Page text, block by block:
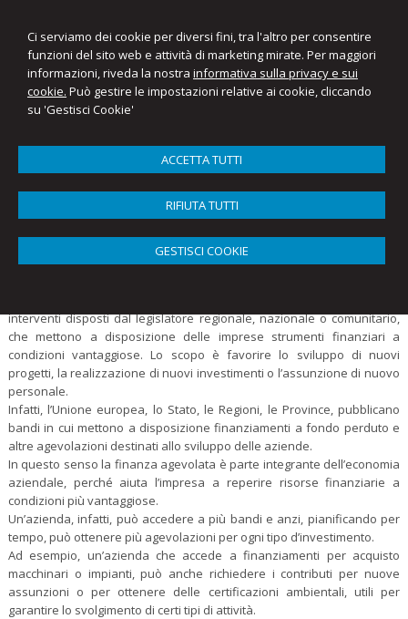
Ci serviamo dei cookie per diversi fini, tra l'altro per consentire
funzioni del sito web e attività di marketing mirate. Per maggiori
informazioni, riveda la nostra informativa sulla privacy e sui
cookie. Può gestire le impostazioni relative ai cookie, cliccando
su 'Gestisci Cookie'
ACCETTA TUTTI
RIFIUTA TUTTI
GESTISCI COOKIE
Finanza Agevolata
Cos’è la finanza agevolata?
interventi disposti dal legislatore regionale, nazionale o comunitario,
che mettono a disposizione delle imprese strumenti finanziari a
condizioni vantaggiose. Lo scopo è favorire lo sviluppo di nuovi
progetti, la realizzazione di nuovi investimenti o l’assunzione di nuovo
personale.
Infatti, l’Unione europea, lo Stato, le Regioni, le Province, pubblicano
bandi in cui mettono a disposizione finanziamenti a fondo perduto e
altre agevolazioni destinati allo sviluppo delle aziende.
In questo senso la finanza agevolata è parte integrante dell’economia
aziendale, perché aiuta l’impresa a reperire risorse finanziarie a
condizioni più vantaggiose.
Un’azienda, infatti, può accedere a più bandi e anzi, pianificando per
tempo, può ottenere più agevolazioni per ogni tipo d’investimento.
Ad esempio, un’azienda che accede a finanziamenti per acquisto
macchinari o impianti, può anche richiedere i contributi per nuove
assunzioni o per ottenere delle certificazioni ambientali, utili per
garantire lo svolgimento di certi tipi di attività.